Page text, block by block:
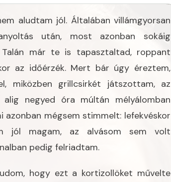
aludtam jól. Általában villámgyorsan
után, most azonban sokáig
már te is tapasztaltad, roppant
az időérzék. Mert bár úgy éreztem,
miközben grillcsirkét játszottam, az
negyed óra múltán mélyálomban
azonban mégsem stimmelt: lefekvéskor
jól magam, az alvásom sem volt
pedig felriadtam.
hogy ezt a kortizollöket művelte